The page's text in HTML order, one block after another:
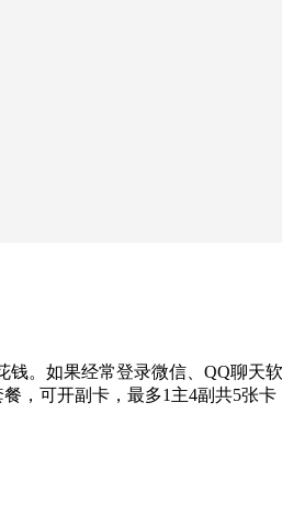
。如果经常登录微信、QQ聊天
，可开副卡，最多1主4副共5张